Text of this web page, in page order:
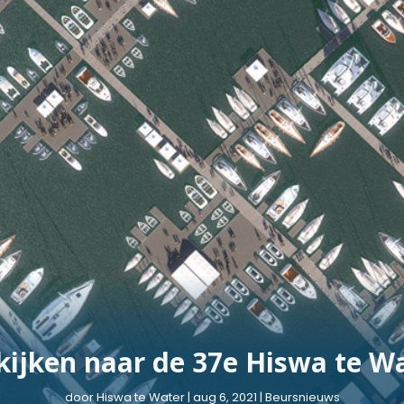
naar de 37e Hiswa te
doorHiswa te Water| aug 6, 2021 | Beursnieuws